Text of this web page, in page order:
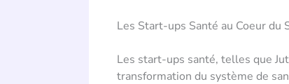
Les Start-ups Santé au Coeur du
Les start-ups santé, telles que
transformation du système de